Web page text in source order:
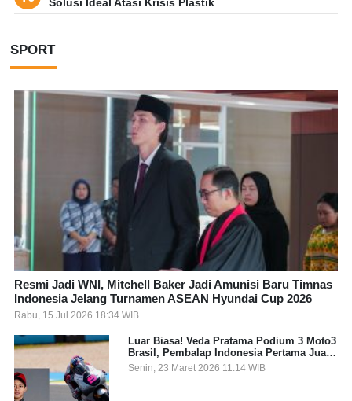
Solusi Ideal Atasi Krisis Plastik
SPORT
Resmi Jadi WNI, Mitchell Baker Jadi Amunisi Baru Timnas
Indonesia Jelang Turnamen ASEAN Hyundai Cup 2026
Rabu, 15 Jul 2026 18:34 WIB
Luar Biasa! Veda Pratama Podium 3 Moto3
Brasil, Pembalap Indonesia Pertama Juara
Grand Prix
Senin, 23 Maret 2026 11:14 WIB